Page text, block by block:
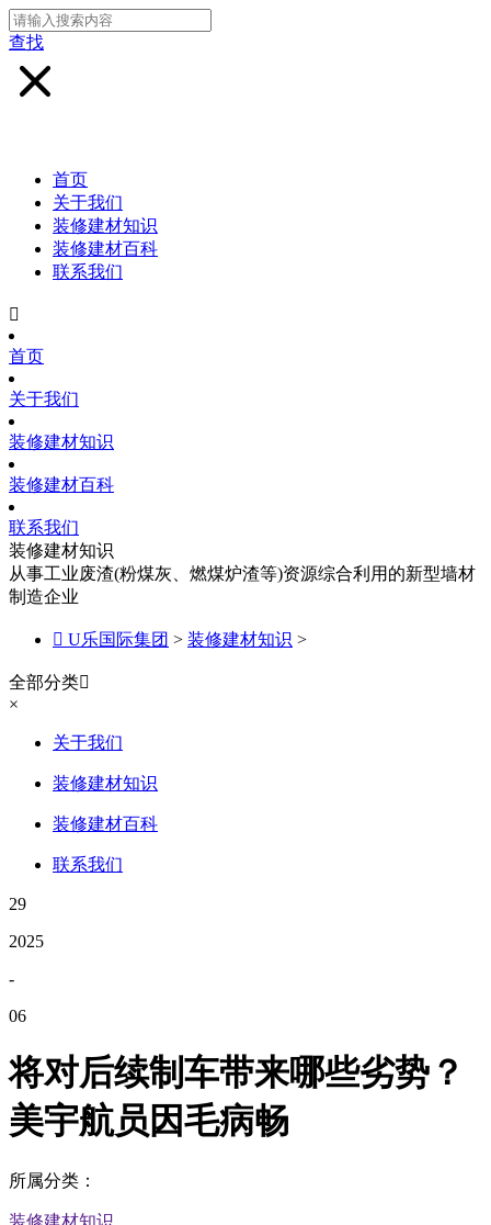
查找
首页
关于我们
装修建材知识
装修建材百科
联系我们

首页
关于我们
装修建材知识
装修建材百科
联系我们
装修建材知识
从事工业废渣(粉煤灰、燃煤炉渣等)资源综合利用的新型墙材
制造企业
 U乐国际集团 > 装修建材知识 >
全部分类
×
关于我们
装修建材知识
装修建材百科
联系我们
29
2025
-
06
将对后续制车带来哪些劣势？
美宇航员因毛病畅
所属分类：
装修建材知识